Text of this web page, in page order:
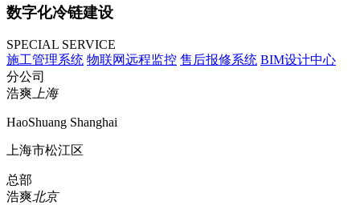
数字化冷链建设
SPECIAL SERVICE
施工管理系统 物联网远程监控 售后报修系统 BIM设计中心
分公司
浩爽上海
HaoShuang Shanghai
上海市松江区
总部
浩爽北京